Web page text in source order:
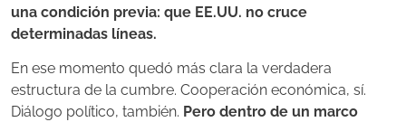
una condición previa: que EE.UU. no cruce
determinadas líneas.
En ese momento quedó más clara la verdadera
estructura de la cumbre. Cooperación económica, sí.
Diálogo político, también. Pero dentro de un marco